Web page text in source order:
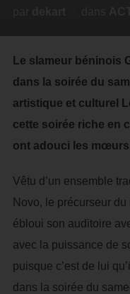
Le slameur béninois
dans la soirée du
artistique et culturel
cette soirée riche en
ont adouci les
Vêtu d’un ensemble
Novo, le précurseur du
ébloui son auditoire
avec la puissance de
puisque c’est de lui
dans la soirée du